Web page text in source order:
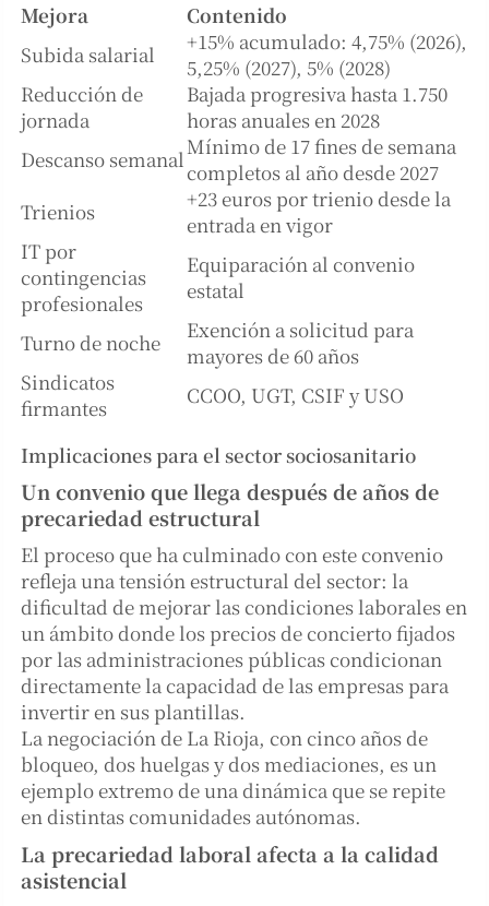
Mejora
Contenido
Subida salarial
+15% acumulado: 4,75% (2026),
5,25% (2027), 5% (2028)
Reducción de
jornada
Bajada progresiva hasta 1.750
horas anuales en 2028
Descanso semanalMínimo de 17 fines de semana
completos al año desde 2027
Trienios
+23 euros por trienio desde la
entrada en vigor
IT por
contingencias
profesionales
Equiparación al convenio
estatal
Turno de noche
Exención a solicitud para
mayores de 60 años
Sindicatos
firmantes
CCOO, UGT, CSIF y USO
Implicaciones para el sector sociosanitario
Un convenio que llega después de años de
precariedad estructural
El proceso que ha culminado con este convenio
refleja una tensión estructural del sector: la
dificultad de mejorar las condiciones laborales en
un ámbito donde los precios de concierto fijados
por las administraciones públicas condicionan
directamente la capacidad de las empresas para
invertir en sus plantillas.
La negociación de La Rioja, con cinco años de
bloqueo, dos huelgas y dos mediaciones, es un
ejemplo extremo de una dinámica que se repite
en distintas comunidades autónomas.
La precariedad laboral afecta a la calidad
asistencial